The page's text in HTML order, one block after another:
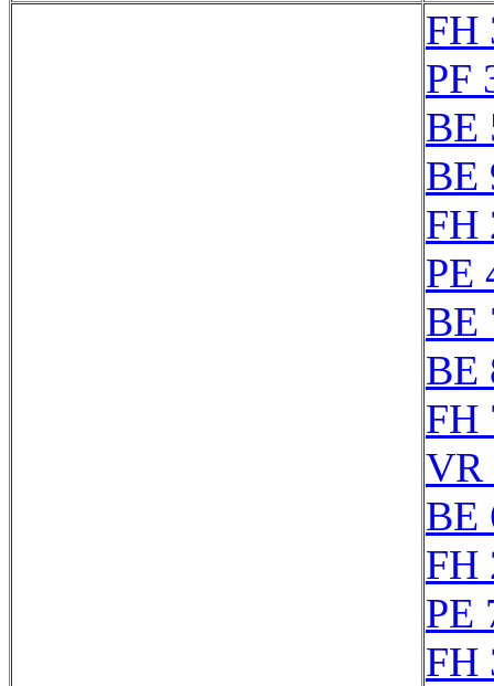
FH
PF
BE
BE
FH
PE
BE
BE
FH
VR
BE
FH
PE
FH